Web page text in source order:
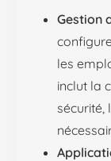
Gestion
les
inclut la
sécurité,